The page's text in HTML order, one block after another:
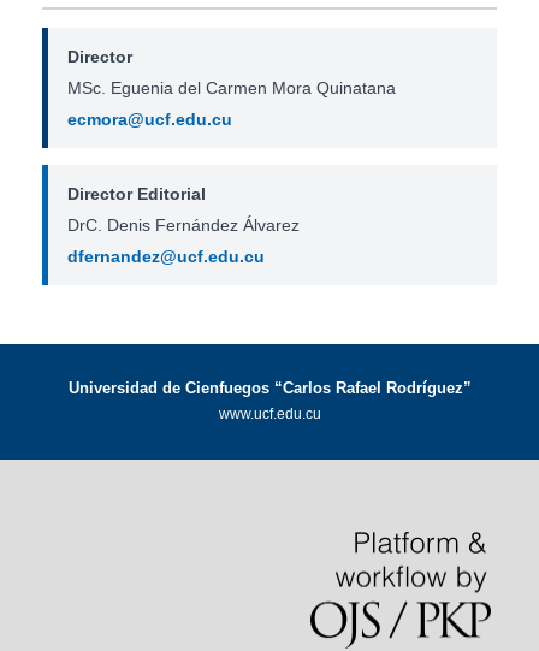
Director
MSc. Eguenia del Carmen Mora Quinatana
ecmora@ucf.edu.cu
Director Editorial
DrC. Denis Fernández Álvarez
dfernandez@ucf.edu.cu
Universidad de Cienfuegos “Carlos Rafael Rodríguez”
www.ucf.edu.cu